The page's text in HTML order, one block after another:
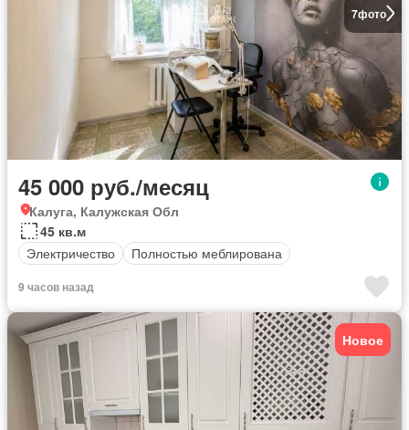
7фото
45 000 руб./месяц
Калуга, Калужская Обл
45 кв.м
Электричество
Полностью меблирована
9 часов назад
Новое